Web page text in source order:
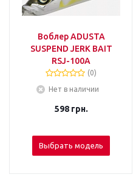
Воблер ADUSTA
SUSPEND JERK BAIT
RSJ-100A
(0)
Нет в наличии
598грн.
Выбрать модель